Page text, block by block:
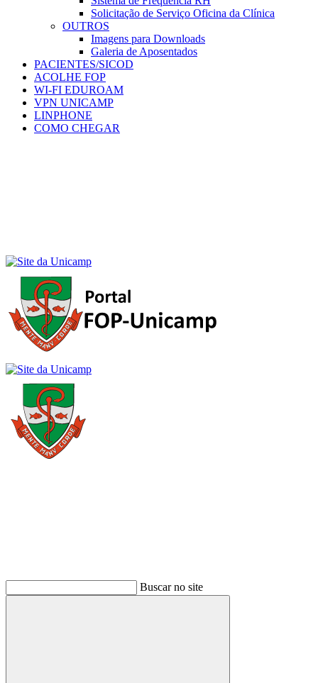
Solicitação de Serviço Oficina da Clínica
OUTROS
Imagens para Downloads
Galeria de Aposentados
PACIENTES/SICOD
ACOLHE FOP
WI-FI EDUROAM
VPN UNICAMP
LINPHONE
COMO CHEGAR
Buscar no site